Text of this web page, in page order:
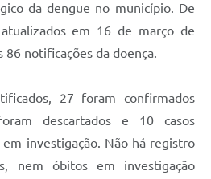
da dengue no município. De
em 16 de março de
notificações da doença.
27 foram confirmados
descartados e 10 casos
investigação. Não há registro
nem óbitos em investigação